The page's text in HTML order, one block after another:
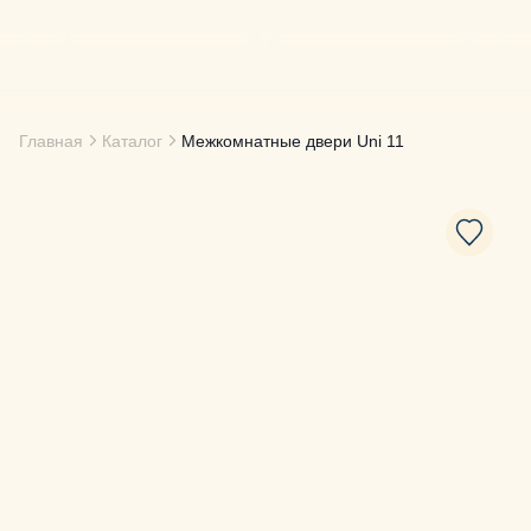
Главная Каталог Межкомнатные двери Uni 11